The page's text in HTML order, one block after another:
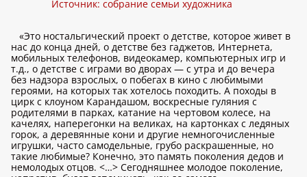
Источник: собрание семьи художника
«Это ностальгический проект о детстве, которое живет в
нас до конца дней, о детстве без гаджетов, Интернета,
мобильных телефонов, видеокамер, компьютерных игр и
т.д., о детстве с играми во дворах — с утра и до вечера
без надзора взрослых, о побегах в кино с любимыми
героями, на которых так хотелось походить. А походы в
цирк с клоуном Карандашом, воскресные гуляния с
родителями в парках, катание на чертовом колесе, на
качелях, наперегонки на великах, на картонках с ледяных
горок, а деревянные кони и другие немногочисленные
игрушки, часто самодельные, грубо раскрашенные, но
такие любимые? Конечно, это память поколения дедов и
немолодых отцов. <…> Сегодняшнее молодое поколение,